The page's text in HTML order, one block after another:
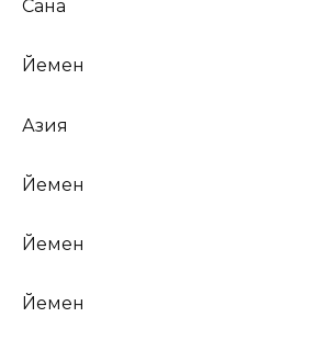
Сана
Йемен
Азия
Йемен
Йемен
Йемен